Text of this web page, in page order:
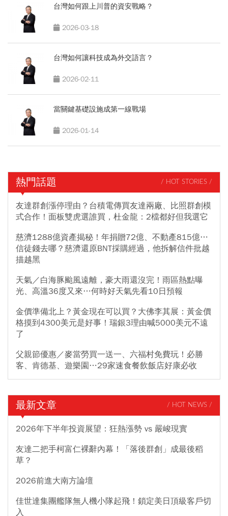
台灣如何跟上川普的資安戰略？
2026-03-18
台灣如何讓科技成為外交語言？
2026-02-11
當關鍵基礎設施成第一線戰場
2026-01-14
熱門話題 / HOT STORIES /
友達群創漲停理由？台積電傳買友達兩廠、比照群創模
式合作！面板雙虎選誰買，杜金龍：2檔都好但我選它
慈濟1288億資產揭秘！年捐贈72億、不動產815億…
信徒錢去哪？慈濟還原BNT採購經過，他拆解信件批越
描越黑
天氣／白海豚颱風遠離，豪大雨還沒完！雨區熱點曝
光、高溫36度又來…何時好天氣先看10日預報
金價準備北上？黃金現在可以買？大佛李其展：黃金價
格摸到4300美元是好事！瑞銀3理由喊5000美元不遠
了
父親節優惠／麥當勞買一送一、六福村免費玩！必勝
客、肯德基、遊樂園…29家速食餐飲飯店好康必收
最新文章 / HOT NEWS /
2026年下半年投資展望：狂熱漲勢 vs 嚴峻現實
友達二把手柯富仁裸辭內幕！「落後群創」成最後稻
草？
2026前進大南方論壇
佳世達集團艦隊無人機小隊起飛！鎖定美日頂級客戶切
入